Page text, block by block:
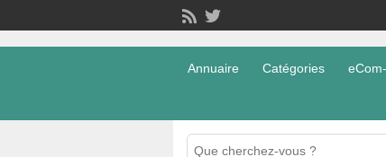
Annuaire Catégories